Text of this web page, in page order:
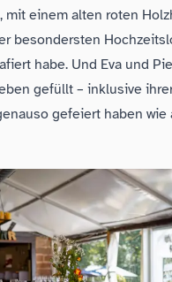
mit einem alten roten
besondersten
habe. Und Eva und
gefüllt – inklusive
gefeiert haben wie